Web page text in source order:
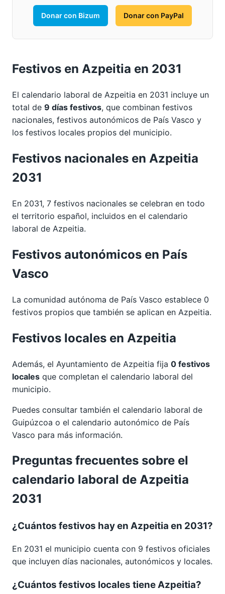
Donar con Bizum Donar con PayPal
Festivos en Azpeitia en 2031
El calendario laboral de Azpeitia en 2031 incluye un
total de 9 días festivos, que combinan festivos
nacionales, festivos autonómicos de País Vasco y
los festivos locales propios del municipio.
Festivos nacionales en Azpeitia
2031
En 2031, 7 festivos nacionales se celebran en todo
el territorio español, incluidos en el calendario
laboral de Azpeitia.
Festivos autonómicos en País
Vasco
La comunidad autónoma de País Vasco establece 0
festivos propios que también se aplican en Azpeitia.
Festivos locales en Azpeitia
Además, el Ayuntamiento de Azpeitia fija 0 festivos
locales que completan el calendario laboral del
municipio.
Puedes consultar también el calendario laboral de
Guipúzcoa o el calendario autonómico de País
Vasco para más información.
Preguntas frecuentes sobre el
calendario laboral de Azpeitia
2031
¿Cuántos festivos hay en Azpeitia en 2031?
En 2031 el municipio cuenta con 9 festivos oficiales
que incluyen días nacionales, autonómicos y locales.
¿Cuántos festivos locales tiene Azpeitia?